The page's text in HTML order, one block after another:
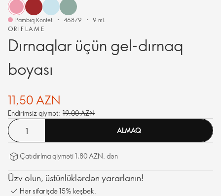
ORIFLAME
Dırnaqlar üçün gel-dırnaq
boyası
Pambıq Konfet 46879 9 ml.
11,50 AZN
Endirimsiz qiymət: 19,00 AZN
ALMAQ
Çatıdırlma qiyməti 1,80 AZN. dən
Üzv olun, üstünlüklərdən yararlanın!
Hər sifarişdə 15% keşbek.